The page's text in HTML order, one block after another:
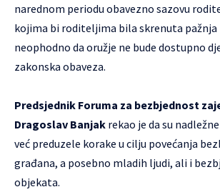
narednom periodu obavezno sazovu
kojima bi roditeljima bila skrenuta pažnja
neophodno da oružje ne bude dostupno
zakonska obaveza.
Predsjednik Foruma za bezbjednost
Dragoslav Banjak rekao je da su
već preduzele korake u cilju povećanja
građana, a posebno mladih ljudi, ali i
objekata.